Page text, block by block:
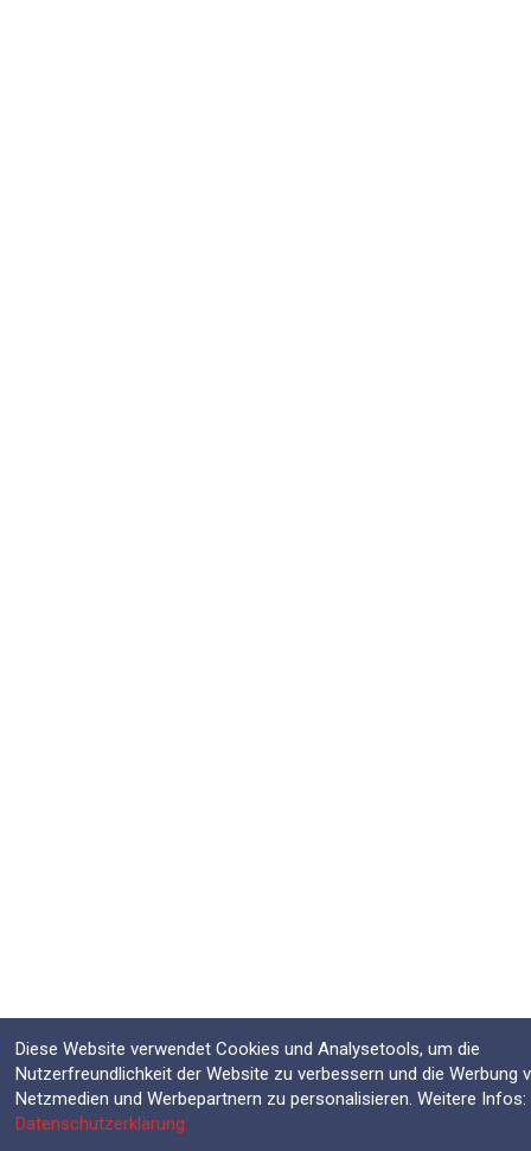
Diese Website verwendet Cookies und Analysetools, um die
Nutzerfreundlichkeit der Website zu verbessern und die Werbung
Netzmedien und Werbepartnern zu personalisieren. Weitere Infos:
Datenschutzerklärung